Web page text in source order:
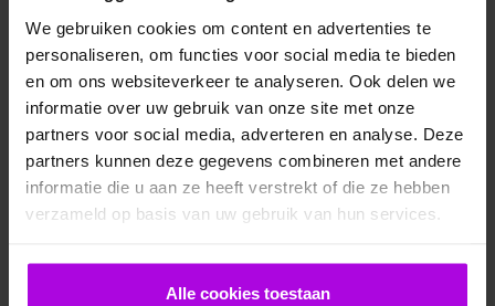
We gebruiken cookies om content en advertenties te
personaliseren, om functies voor social media te bieden
en om ons websiteverkeer te analyseren. Ook delen we
informatie over uw gebruik van onze site met onze
partners voor social media, adverteren en analyse. Deze
partners kunnen deze gegevens combineren met andere
informatie die u aan ze heeft verstrekt of die ze hebben
verzameld op basis van uw gebruik van hun services.
Alle cookies toestaan
Veelgestelde vragen
Ontwormen pup
Bloedonderzoek bij hond en kat
Je cavia verzorgen